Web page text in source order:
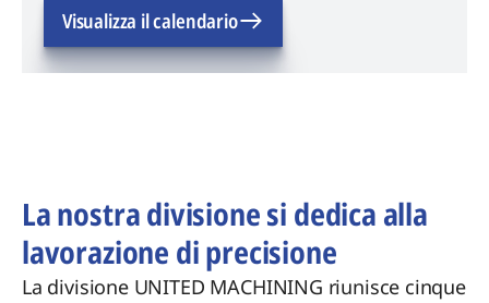
Visualizza il calendario
La nostra divisione si dedica alla
lavorazione di precisione
La divisione UNITED MACHINING riunisce cinque